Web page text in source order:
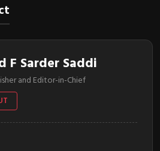
F Sarder Saddi
and Editor-in-Chief